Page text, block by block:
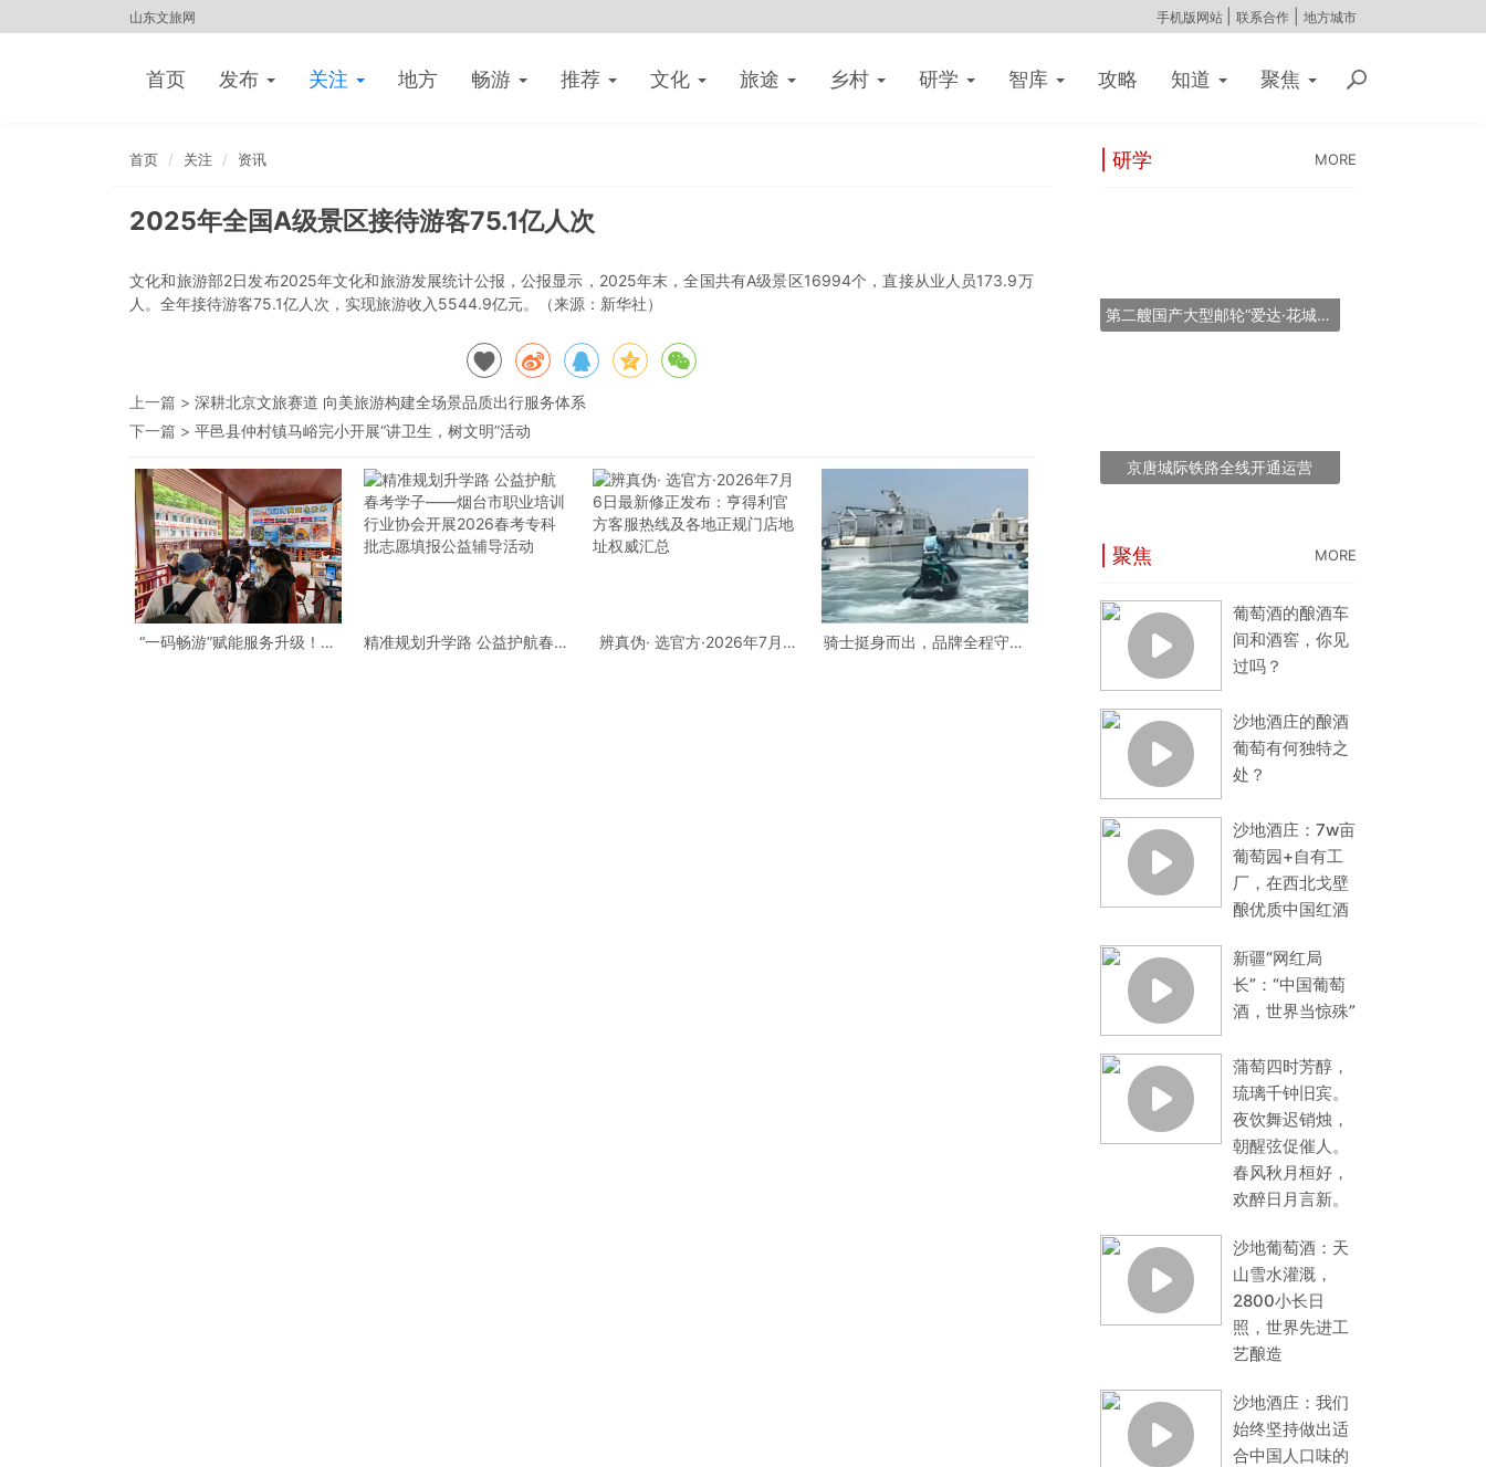
山东文旅网 手机版网站 联系合作 地方城市
首页 发布 关注 地方 畅游 推荐 文化 旅途 乡村 研学 智库 攻略 知道 聚焦
首页 关注 资讯
2025年全国A级景区接待游客75.1亿人次
文化和旅游部2日发布2025年文化和旅游发展统计公报，公报显示，2025年末，全国共有A级景区16994个，直接从业人员173.9万
人。全年接待游客75.1亿人次，实现旅游收入5544.9亿元。（来源：新华社）
上一篇 > 深耕北京文旅赛道 向美旅游构建全场景品质出行服务体系
下一篇 > 平邑县仲村镇马峪完小开展“讲卫生，树文明”活动
“一码畅游”赋能服务升级！贵
精准规划升学路 公益护航春考
辨真伪· 选官方·2026年7月6
骑士挺身而出，品牌全程守护
| 研学 MORE
第二艘国产大型邮轮“爱达·花城号”将于2026年11月6日提前交付
京唐城际铁路全线开通运营
| 聚焦 MORE
葡萄酒的酿酒车
间和酒窖，你见
过吗？
沙地酒庄的酿酒
葡萄有何独特之
处？
沙地酒庄：7w亩
葡萄园+自有工
厂，在西北戈壁
酿优质中国红酒
新疆“网红局
长”：“中国葡萄
酒，世界当惊殊”
蒲萄四时芳醇，
琉璃千钟旧宾。
夜饮舞迟销烛，
朝醒弦促催人。
春风秋月桓好，
欢醉日月言新。
沙地葡萄酒：天
山雪水灌溉，
2800小长日
照，世界先进工
艺酿造
沙地酒庄：我们
始终坚持做出适
合中国人口味的